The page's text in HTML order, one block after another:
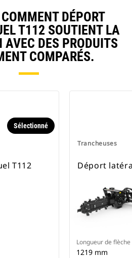
DÉPORT
T112 SOUTIENT LA
DES PRODUITS
COMPARÉS.
Sélectionné
T112
Trancheuses
Déport
Longueur de
1219 mm